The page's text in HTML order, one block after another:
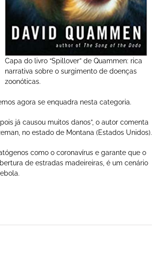
Capa do livro “Spillover” de Quammen: rica
narrativa sobre o surgimento de doenças
zoonóticas.
agora se enquadra nesta categoria.
já causou muitos danos”, o autor comenta
no estado de Montana (Estados Unidos).
como o coronavírus e garante que o
de estradas madeireiras, é um cenário